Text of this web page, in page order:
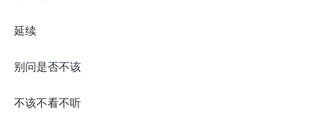
延续
别问是否不该
不该不看不听